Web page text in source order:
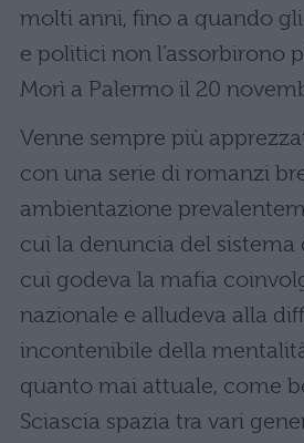
molti anni, fino a quando
e politici non l’assorbirono
Morì a Palermo il 20
Venne sempre più
con una serie di romanzi
ambientazione
cui la denuncia del
cui godeva la mafia
nazionale e alludeva alla
incontenibile della
quanto mai attuale, come
Sciascia spazia tra vari